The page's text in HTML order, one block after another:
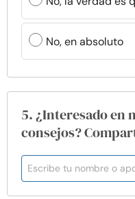
No, en absoluto
5. ¿Interesado en
consejos?